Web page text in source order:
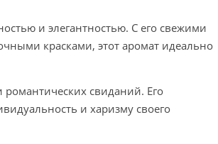
и элегантностью. С его свежими
красками, этот аромат идеально
свиданий. Его
и харизму своего